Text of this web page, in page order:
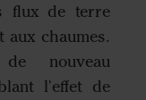
flux de terre
aux chaumes.
nouveau
l'effet de